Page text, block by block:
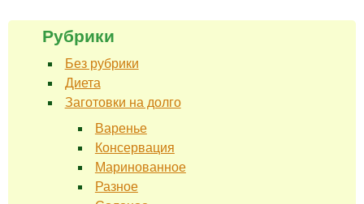
Рубрики
Без рубрики
Диета
Заготовки на долго
Варенье
Консервация
Маринованное
Разное